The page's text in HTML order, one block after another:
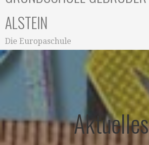
ALSTEIN
Die Europaschule
Aktuelles